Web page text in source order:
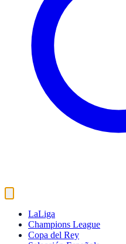
LaLiga
Champions League
Copa del Rey